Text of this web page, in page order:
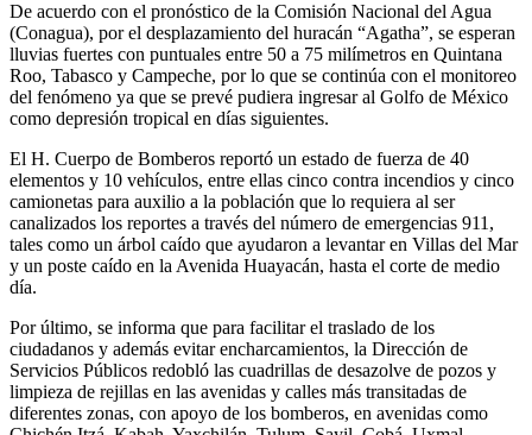
De acuerdo con el pronóstico de la Comisión Nacional del Agua
(Conagua), por el desplazamiento del huracán “Agatha”, se esperan
lluvias fuertes con puntuales entre 50 a 75 milímetros en Quintana
Roo, Tabasco y Campeche, por lo que se continúa con el monitoreo
del fenómeno ya que se prevé pudiera ingresar al Golfo de México
como depresión tropical en días siguientes.
El H. Cuerpo de Bomberos reportó un estado de fuerza de 40
elementos y 10 vehículos, entre ellas cinco contra incendios y cinco
camionetas para auxilio a la población que lo requiera al ser
canalizados los reportes a través del número de emergencias 911,
tales como un árbol caído que ayudaron a levantar en Villas del Mar
y un poste caído en la Avenida Huayacán, hasta el corte de medio
día.
Por último, se informa que para facilitar el traslado de los
ciudadanos y además evitar encharcamientos, la Dirección de
Servicios Públicos redobló las cuadrillas de desazolve de pozos y
limpieza de rejillas en las avenidas y calles más transitadas de
diferentes zonas, con apoyo de los bomberos, en avenidas como